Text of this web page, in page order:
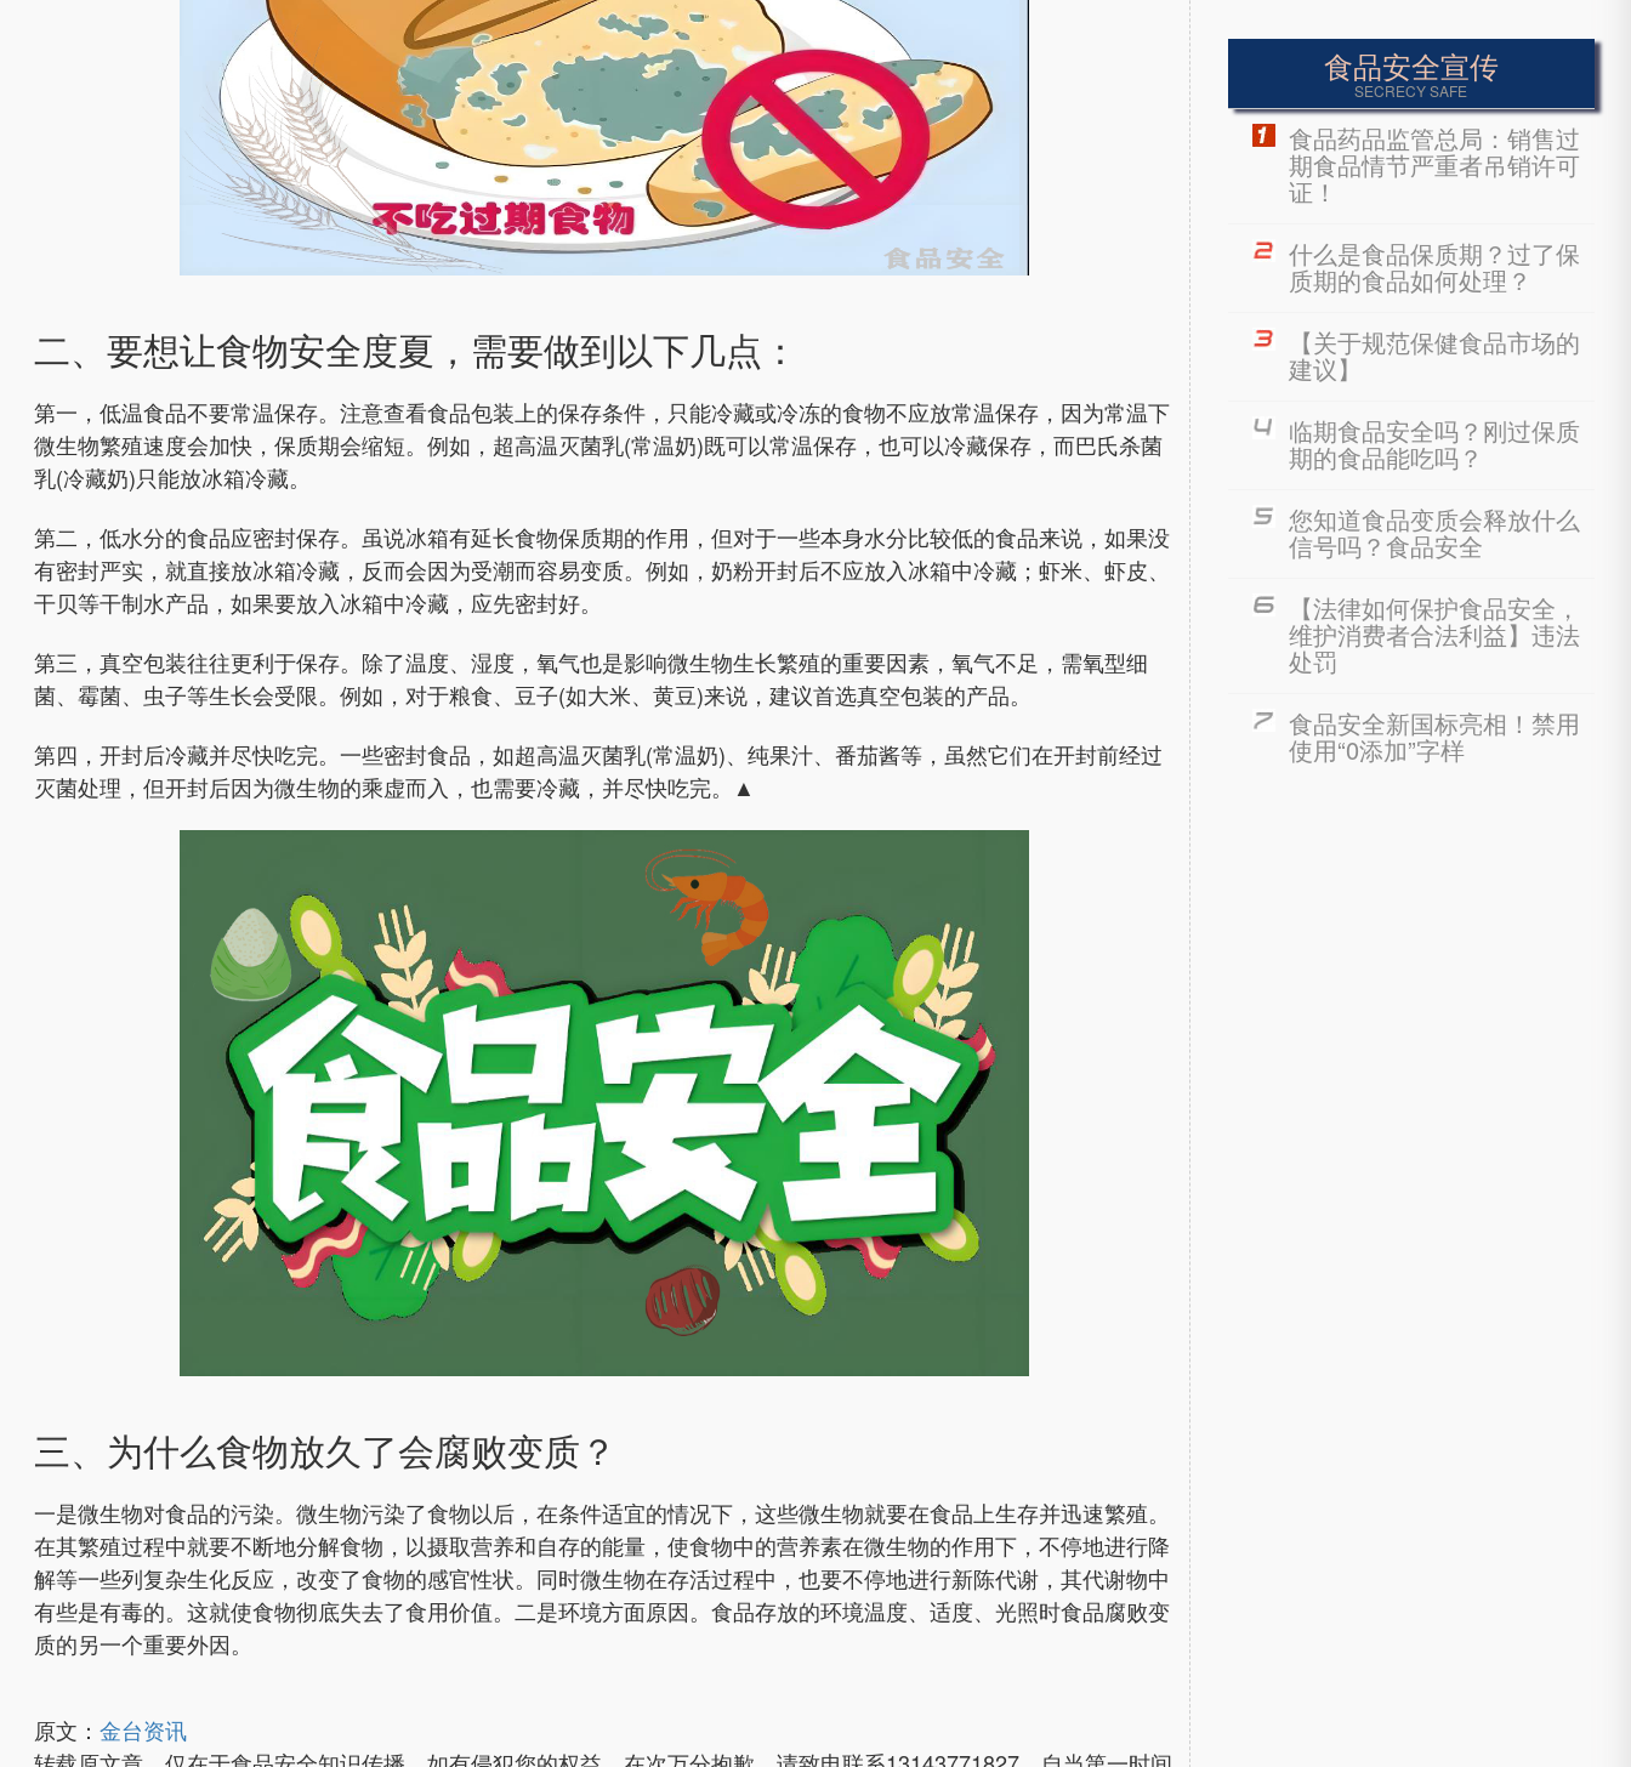
二、要想让食物安全度夏，需要做到以下几点：
第一，低温食品不要常温保存。注意查看食品包装上的保存条件，只能冷藏或冷冻的食物不应放常温保存，因为常温下
微生物繁殖速度会加快，保质期会缩短。例如，超高温灭菌乳(常温奶)既可以常温保存，也可以冷藏保存，而巴氏杀菌
乳(冷藏奶)只能放冰箱冷藏。
第二，低水分的食品应密封保存。虽说冰箱有延长食物保质期的作用，但对于一些本身水分比较低的食品来说，如果没
有密封严实，就直接放冰箱冷藏，反而会因为受潮而容易变质。例如，奶粉开封后不应放入冰箱中冷藏；虾米、虾皮、
干贝等干制水产品，如果要放入冰箱中冷藏，应先密封好。
第三，真空包装往往更利于保存。除了温度、湿度，氧气也是影响微生物生长繁殖的重要因素，氧气不足，需氧型细
菌、霉菌、虫子等生长会受限。例如，对于粮食、豆子(如大米、 黄豆)来说，建议首选真空包装的产品。
第四，开封后冷藏并尽快吃完。一些密封食品，如超高温灭菌乳(常温奶)、纯果汁、番茄酱等，虽然它们在开封前经过
灭菌处理，但开封后因为微生物的乘虚而入，也需要冷藏， 并尽快吃完。▲
三、为什么食物放久了会腐败变质？
一是微生物对食品的污染。微生物污染了食物以后，在条件适宜的情况下，这些微生物就要在食品上生存并迅速繁殖。
在其繁殖过程中就要不断地分解食物，以摄取营养和自存的能量，使食物中的营养素在微生物的作用下，不停地进行降
解等一些列复杂生化反应，改变了食物的感官性状。同时微生物在存活过程中，也要不停地进行新陈代谢，其代谢物中
有些是有毒的。这就使食物彻底失去了食用价值。二是环境方面原因。食品存放的环境温度、适度、光照时食品腐败变
质的另一个重要外因。
原文： 金台资讯
食品安全宣传
SECRECY SAFE
食品药品监管总局：销售过
期食品情节严重者吊销许可
证！
什么是食品保质期？过了保
质期的食品如何处理？
【关于规范保健食品市场的
建议】
临期食品安全吗？刚过保质
期的食品能吃吗？
您知道食品变质会释放什么
信号吗？食品安全
【法律如何保护食品安全，
维护消费者合法利益】违法
处罚
食品安全新国标亮相！禁用
使用“0添加”字样